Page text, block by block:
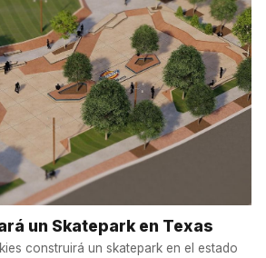
un Skatepark en Texas
construirá un skatepark en el estado